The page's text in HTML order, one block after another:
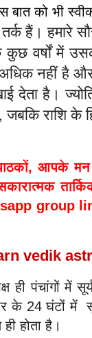
बात को भी
हैं। हमारे
वर्षों में
नहीं है
देता है।
राशि के
आपके
group
vedik
ही पंचांगों में
के 24 घंटों में
होता है।